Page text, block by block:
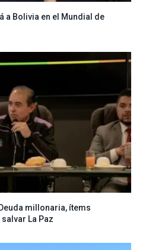
a Bolivia en el Mundial de
millonaria, ítems
La Paz